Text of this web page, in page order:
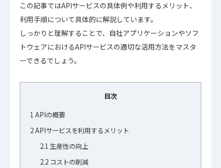
この記事ではAPIサービスの具体例や利用するメリット、
利用手順について具体的に解説しています。
しっかりと理解することで、自社アプリケーションやソフ
トウェアにおけるAPIサービスの適切な活用方法をマスタ
ーできるでしょう。
目次
1 APIの概要
2APIサービスを利用するメリット
2.1 生産性の向上
2.2コストの削減